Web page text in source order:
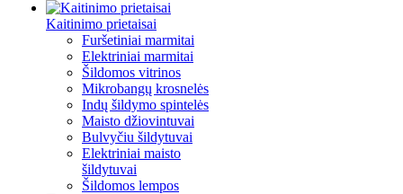
Kaitinimo prietaisai
Furšetiniai marmitai
Elektriniai marmitai
Šildomos vitrinos
Mikrobangų krosnelės
Indų šildymo spintelės
Maisto džiovintuvai
Bulvyčiu šildytuvai
Elektriniai maisto
šildytuvai
Šildomos lempos